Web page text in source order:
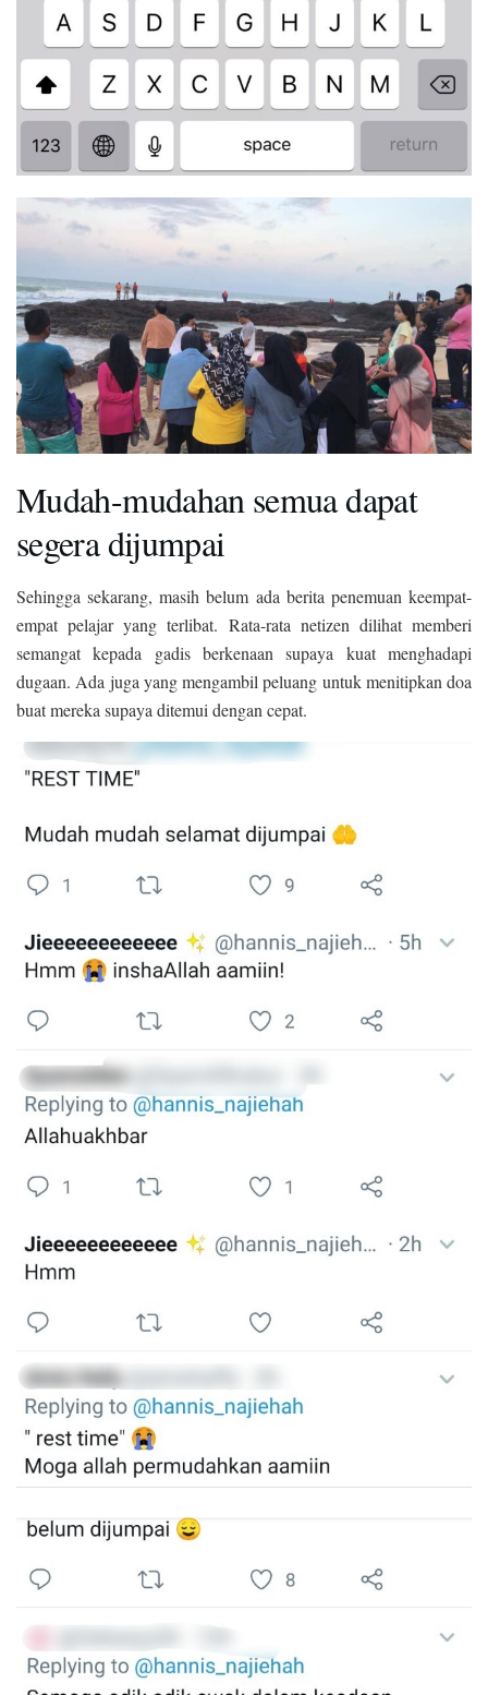
Mudah-mudahan semua dapat
segera dijumpai
Sehingga sekarang, masih belum ada berita penemuan keempat-
empat pelajar yang terlibat. Rata-rata netizen dilihat memberi
semangat kepada gadis berkenaan supaya kuat menghadapi
dugaan. Ada juga yang mengambil peluang untuk menitipkan doa
buat mereka supaya ditemui dengan cepat.